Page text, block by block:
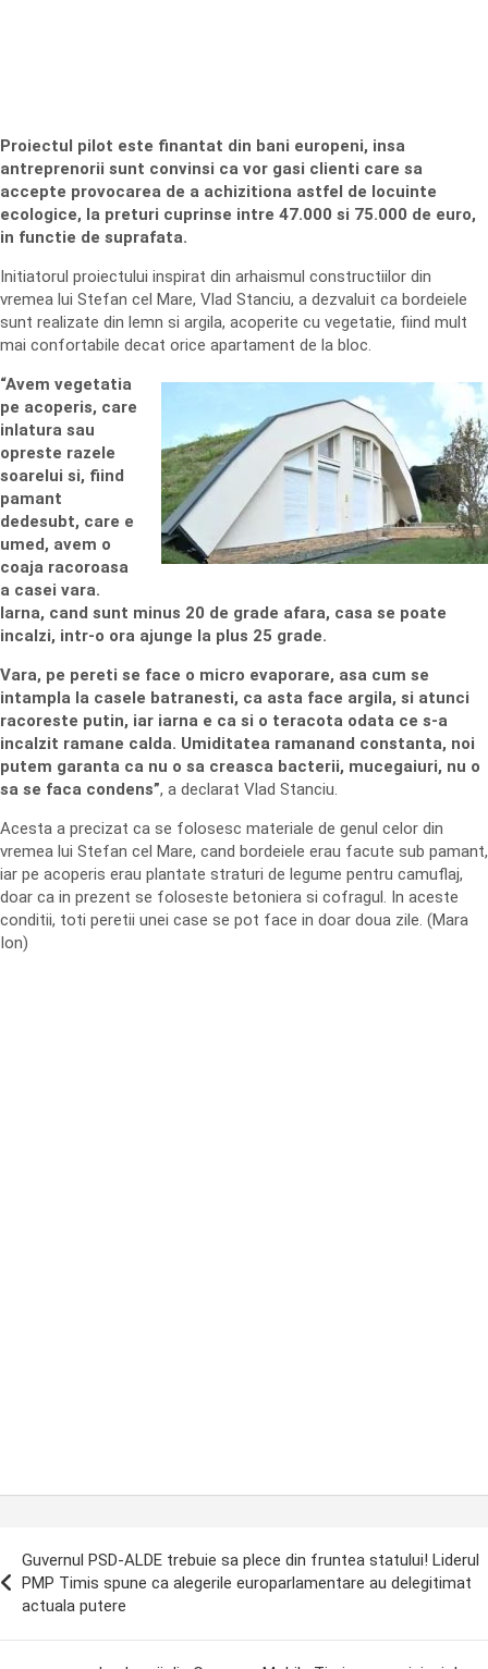
Proiectul pilot este finantat din bani europeni, insa
antreprenorii sunt convinsi ca vor gasi clienti care sa
accepte provocarea de a achizitiona astfel de locuinte
ecologice, la preturi cuprinse intre 47.000 si 75.000 de euro,
in functie de suprafata.
Initiatorul proiectului inspirat din arhaismul constructiilor din
vremea lui Stefan cel Mare, Vlad Stanciu, a dezvaluit ca bordeiele
sunt realizate din lemn si argila, acoperite cu vegetatie, fiind mult
mai confortabile decat orice apartament de la bloc.
“Avem vegetatia
pe acoperis, care
inlatura sau
opreste razele
soarelui si, fiind
pamant
dedesubt, care e
umed, avem o
coaja racoroasa
a casei vara.
Iarna, cand sunt minus 20 de grade afara, casa se poate
incalzi, intr-o ora ajunge la plus 25 grade.
Vara, pe pereti se face o micro evaporare, asa cum se
intampla la casele batranesti, ca asta face argila, si atunci
racoreste putin, iar iarna e ca si o teracota odata ce s-a
incalzit ramane calda. Umiditatea ramanand constanta, noi
putem garanta ca nu o sa creasca bacterii, mucegaiuri, nu o
sa se faca condens”, a declarat Vlad Stanciu.
Acesta a precizat ca se folosesc materiale de genul celor din
vremea lui Stefan cel Mare, cand bordeiele erau facute sub pamant,
iar pe acoperis erau plantate straturi de legume pentru camuflaj,
doar ca in prezent se foloseste betoniera si cofragul. In aceste
conditii, toti peretii unei case se pot face in doar doua zile. (Mara
Ion)
Guvernul PSD-ALDE trebuie sa plece din fruntea statului! Liderul
PMP Timis spune ca alegerile europarlamentare au delegitimat
actuala putere